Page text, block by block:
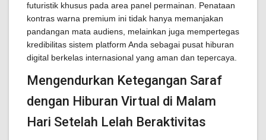
futuristik khusus pada area panel permainan. Penataan
kontras warna premium ini tidak hanya memanjakan
pandangan mata audiens, melainkan juga mempertegas
kredibilitas sistem platform Anda sebagai pusat hiburan
digital berkelas internasional yang aman dan tepercaya.
Mengendurkan Ketegangan Saraf
dengan Hiburan Virtual di Malam
Hari Setelah Lelah Beraktivitas